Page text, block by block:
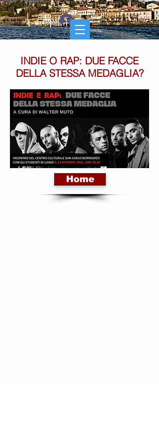
Accedi
INDIE O RAP: DUE FACCE
DELLA STESSA MEDAGLIA?
Home